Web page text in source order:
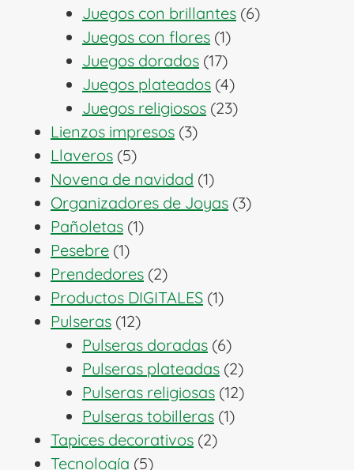
Juegos con brillantes 66
Juegos con flores 11
producto
Juegos dorados 1717
productos
Juegos plateados 44
productos
Juegos religiosos 2323
Lienzos impresos 33
Llaveros 55
productos
Novena de navidad 11
producto
Organizadores de Joyas 33
Pañoletas 11
Pesebre 11
producto
Prendedores 22
productos
Productos DIGITALES 11
Pulseras 1212
productos
Pulseras doradas 66
productos
Pulseras plateadas 22
productos
Pulseras religiosas 1212
Pulseras tobilleras 11
Tapices decorativos 22
Tecnología 55